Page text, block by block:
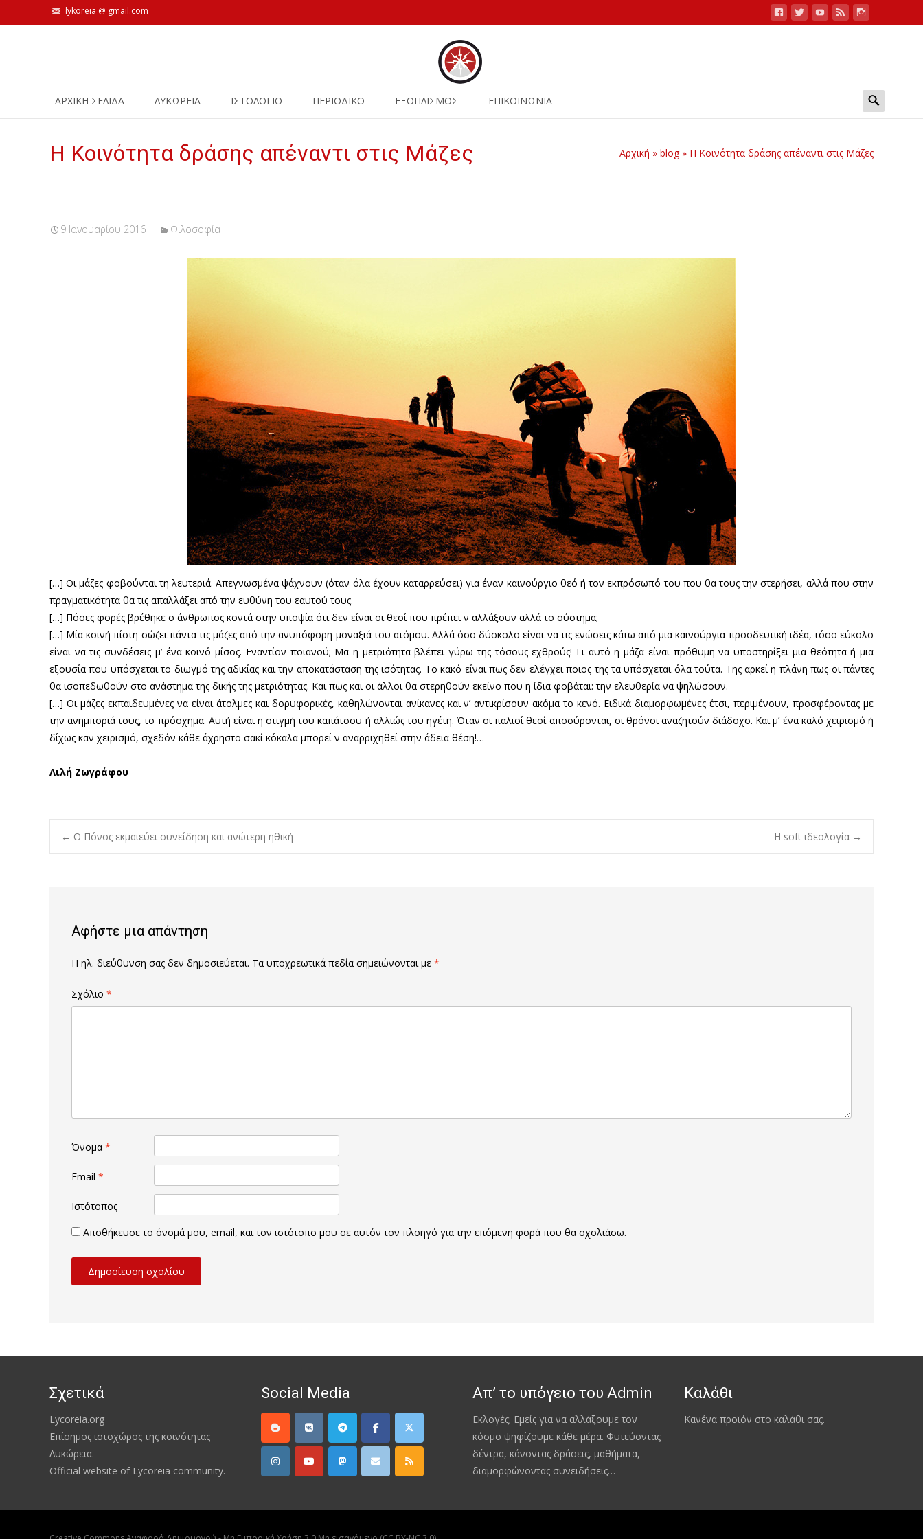
lykoreia @ gmail.com
ΑΡΧΙΚΗ ΣΕΛΙΔΑ ΛΥΚΩΡΕΙΑ ΙΣΤΟΛΌΓΙΟ ΠΕΡΙΟΔΙΚΟ ΕΞΟΠΛΙΣΜΟΣ ΕΠΙΚΟΙΝΩΝΙΑ
Search
for:
Η Κοινότητα δράσης απέναντι στις Μάζες Αρχική » blog » Η Κοινότητα δράσης απέναντι στις Μάζες
9 Ιανουαρίου 2016 Φιλοσοφία
[…] Οι μάζες φοβούνται τη λευτεριά. Απεγνωσμένα ψάχνουν (όταν όλα έχουν καταρρεύσει) για έναν καινούργιο θεό ή τον εκπρόσωπό του που θα τους την στερήσει, αλλά που στην
πραγματικότητα θα τις απαλλάξει από την ευθύνη του εαυτού τους.
[…] Πόσες φορές βρέθηκε ο άνθρωπος κοντά στην υποψία ότι δεν είναι οι θεοί που πρέπει ν αλλάξουν αλλά το σύστημα;
[…] Μία κοινή πίστη σώζει πάντα τις μάζες από την ανυπόφορη μοναξιά του ατόμου. Αλλά όσο δύσκολο είναι να τις ενώσεις κάτω από μια καινούργια προοδευτική ιδέα, τόσο εύκολο
είναι να τις συνδέσεις μ’ ένα κοινό μίσος. Εναντίον ποιανού; Μα η μετριότητα βλέπει γύρω της τόσους εχθρούς! Γι αυτό η μάζα είναι πρόθυμη να υποστηρίξει μια θεότητα ή μια
εξουσία που υπόσχεται το διωγμό της αδικίας και την αποκατάσταση της ισότητας. Το κακό είναι πως δεν ελέγχει ποιος της τα υπόσχεται όλα τούτα. Της αρκεί η πλάνη πως οι πάντες
θα ισοπεδωθούν στο ανάστημα της δικής της μετριότητας. Και πως και οι άλλοι θα στερηθούν εκείνο που η ίδια φοβάται: την ελευθερία να ψηλώσουν.
[…] Οι μάζες εκπαιδευμένες να είναι άτολμες και δορυφορικές, καθηλώνονται ανίκανες και ν’ αντικρίσουν ακόμα το κενό. Ειδικά διαμορφωμένες έτσι, περιμένουν, προσφέροντας με
την ανημποριά τους, το πρόσχημα. Αυτή είναι η στιγμή του καπάτσου ή αλλιώς του ηγέτη. Όταν οι παλιοί θεοί αποσύρονται, οι θρόνοι αναζητούν διάδοχο. Και μ’ ένα καλό χειρισμό ή
δίχως καν χειρισμό, σχεδόν κάθε άχρηστο σακί κόκαλα μπορεί ν αναρριχηθεί στην άδεια θέση!…
Λιλή Ζωγράφου
Post
← Ο Πόνος εκμαιεύει συνείδηση και ανώτερη ηθική Η soft ιδεολογία →
Αφήστε μια απάντηση
Η ηλ. διεύθυνση σας δεν δημοσιεύεται. Τα υποχρεωτικά πεδία σημειώνονται με *
Σχόλιο *
Όνομα *
Email *
Ιστότοπος
Αποθήκευσε το όνομά μου, email, και τον ιστότοπο μου σε αυτόν τον πλοηγό για την επόμενη φορά που θα σχολιάσω.
Σχετικά
Lycoreia.org
Επίσημος ιστοχώρος της κοινότητας
Λυκώρεια.
Official website of Lycoreia community.
Social Media Απ’ το υπόγειο του Admin
Εκλογές; Εμείς για να αλλάξουμε τον
κόσμο ψηφίζουμε κάθε μέρα. Φυτεύοντας
δέντρα, κάνοντας δράσεις, μαθήματα,
διαμορφώνοντας συνειδήσεις…
Καλάθι
Κανένα προϊόν στο καλάθι σας.